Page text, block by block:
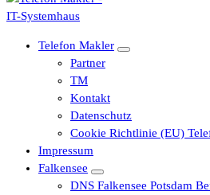
Telefon Makler
Partner
TM
Kontakt
Datenschutz
Cookie Richtlinie (EU)
Impressum
Falkensee
DNS Falkensee Potsdam